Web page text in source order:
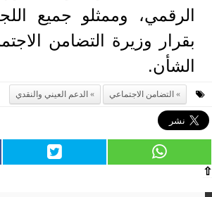
الرقمي، وممثلو جميع
بقرار وزيرة التضامن
الشأن.
التضامن الاجتماعي الدعم العيني والنقدي
⇧